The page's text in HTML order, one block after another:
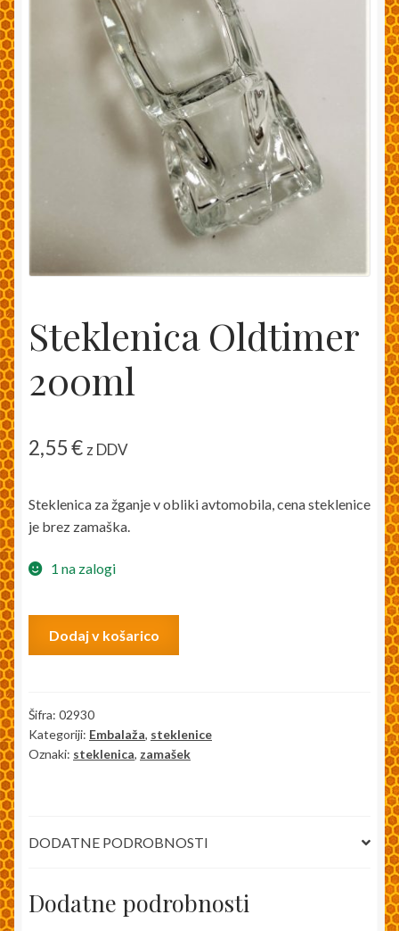
Pakiranje in dostava
Steklenica Oldtimer
200ml
2,55€ z DDV
Steklenica za žganje v obliki avtomobila, cena steklenice
je brez zamaška.
1 na zalogi
Dodaj v košarico
Šifra: 02930
Kategoriji: Embalaža, steklenice
Oznaki: steklenica, zamašek
DODATNE PODROBNOSTI
Dodatne podrobnosti